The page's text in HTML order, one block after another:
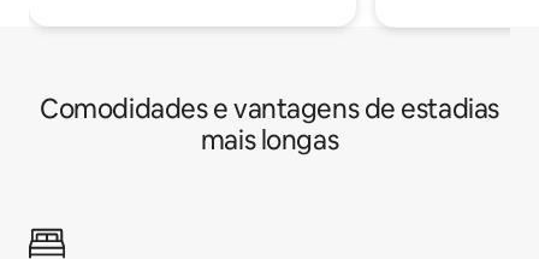
Comodidades e vantagens de estadias
mais longas